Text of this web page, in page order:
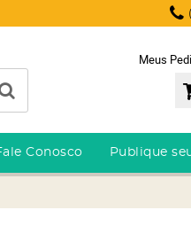
Meus
Conosco Publique